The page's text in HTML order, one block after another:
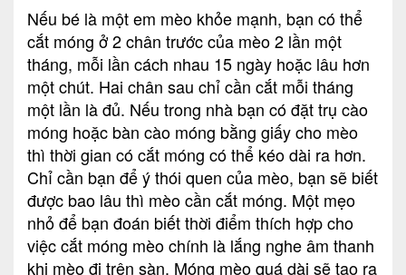
Nếu bé là một em mèo khỏe mạnh, bạn có thể
cắt móng ở 2 chân trước của mèo 2 lần một
tháng, mỗi lần cách nhau 15 ngày hoặc lâu hơn
một chút. Hai chân sau chỉ cần cắt mỗi tháng
một lần là đủ. Nếu trong nhà bạn có đặt trụ cào
móng hoặc bàn cào móng bằng giấy cho mèo
thì thời gian có cắt móng có thể kéo dài ra hơn.
Chỉ cần bạn để ý thói quen của mèo, bạn sẽ biết
được bao lâu thì mèo cần cắt móng. Một mẹo
nhỏ để bạn đoán biết thời điểm thích hợp cho
việc cắt móng mèo chính là lắng nghe âm thanh
khi mèo đi trên sàn. Móng mèo quá dài sẽ tạo ra